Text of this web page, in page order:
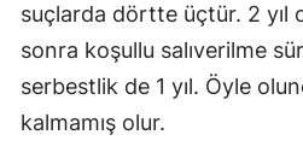
suçlarda dörtte üçtür. 2 yıl
sonra koşullu salıverilme
serbestlik de 1 yıl. Öyle
kalmamış olur.